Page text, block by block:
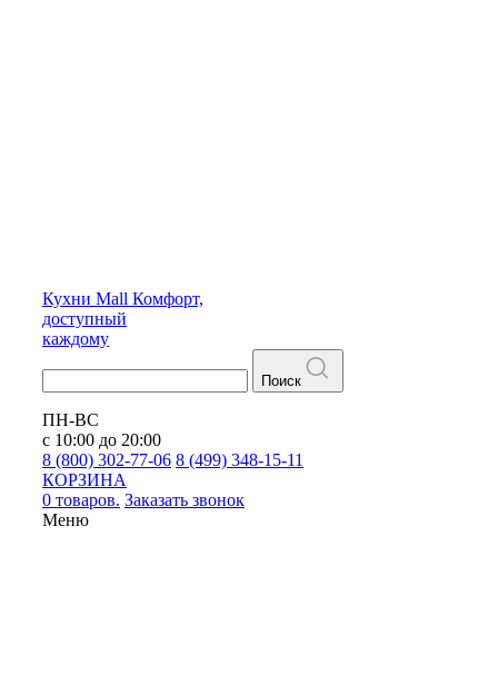
Кухни Mall Комфорт,
доступный
каждому
Поиск
ПН-ВС
с 10:00 до 20:00
8 (800) 302-77-06 8 (499) 348-15-11
КОРЗИНА
0 товаров. Заказать звонок
Меню